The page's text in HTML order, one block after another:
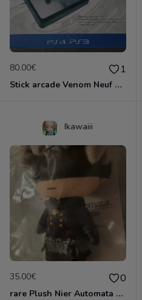
80.00€ 1
Stick arcade Venom Neuf scellé (100% moddable)
Ikawaiii
35.00€ 0
rare Plush Nier Automata YoRHa No. 9 Type S